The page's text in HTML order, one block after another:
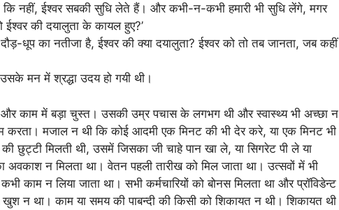
कि नहीं, ईश्वर सबकी सुधि लेते हैं। और कभी-न-कभी हमारी भी सुधि लेंगे, मगर
ईश्वर की दयालुता के कायल हुए?’
धूप का नतीजा है, ईश्वर की क्या दयालुता? ईश्वर को तो तब जानता, जब कहीं
मन में श्रद्धा उदय हो गयी थी।
और काम में बड़ा चुस्त। उसकी उम्र पचास के लगभग थी और स्वास्थ्य भी अच्छा न
करता। मजाल न थी कि कोई आदमी एक मिनट की भी देर करे, या एक मिनट भी
छुट्टी मिलती थी, उसमें जिसका जी चाहे पान खा ले, या सिगरेट पी ले या
न मिलता था। वेतन पहली तारीख को मिल जाता था। उत्सवों में भी
काम न लिया जाता था। सभी कर्मचारियों को बोनस मिलता था और प्रॉविडेन्ट
न था। काम या समय की पाबन्दी की किसी को शिकायत न थी। शिकायत थी